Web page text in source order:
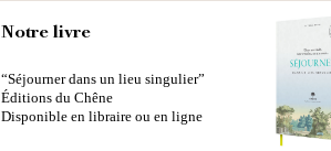
Notre livre
“Séjourner dans un lieu singulier”
Éditions du Chêne
Disponible en libraire ou en ligne